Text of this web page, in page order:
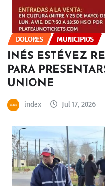
DOLORES MUNICIPIOS
INÉS ESTÉVEZ
PARA
UNIONE
index Jul 17, 2026